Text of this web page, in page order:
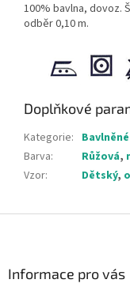
100% bavlna, dovoz.
odběr 0,10 m.
Doplňkové
Kategorie:
Barva: Růžová,
Vzor: Dětský,
Informace pro vás